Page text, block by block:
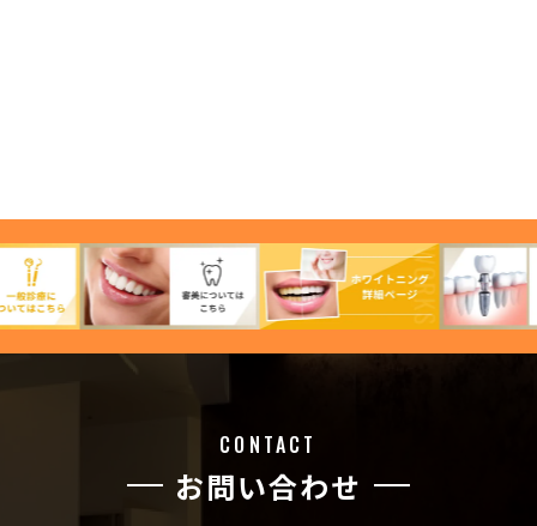
CONTACT
お問い合わせ